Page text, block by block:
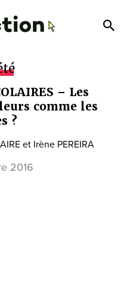
– Les
comme les
?
et Irène PEREIRA
2016